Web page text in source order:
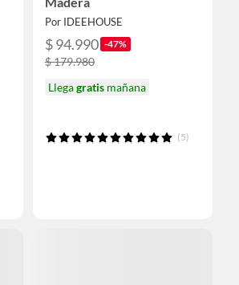
Por IDEEHOUSE
$ 94.990 -47%
$ 179.980
Llegagratismañana
(5)